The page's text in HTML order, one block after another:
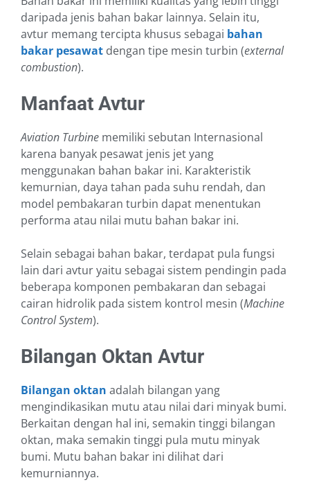
daripada jenis bahan bakar lainnya. Selain itu,
avtur memang tercipta khusus sebagai bahan
bakar pesawat dengan tipe mesin turbin (external
combustion).
Manfaat Avtur
Aviation Turbine memiliki sebutan Internasional
karena banyak pesawat jenis jet yang
menggunakan bahan bakar ini. Karakteristik
kemurnian, daya tahan pada suhu rendah, dan
model pembakaran turbin dapat menentukan
performa atau nilai mutu bahan bakar ini.
Selain sebagai bahan bakar, terdapat pula fungsi
lain dari avtur yaitu sebagai sistem pendingin pada
beberapa komponen pembakaran dan sebagai
cairan hidrolik pada sistem kontrol mesin (Machine
Control System).
Bilangan Oktan Avtur
Bilangan oktan adalah bilangan yang
mengindikasikan mutu atau nilai dari minyak bumi.
Berkaitan dengan hal ini, semakin tinggi bilangan
oktan, maka semakin tinggi pula mutu minyak
bumi. Mutu bahan bakar ini dilihat dari
kemurniannya.